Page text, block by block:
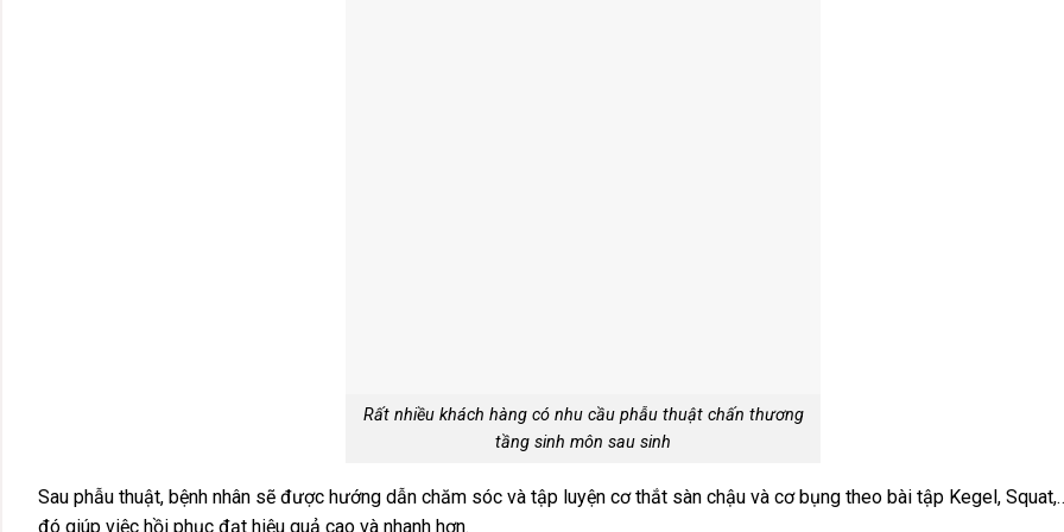
Rất nhiều khách hàng có nhu cầu phẫu thuật chấn thương
tầng sinh môn sau sinh
Sau phẫu thuật, bệnh nhân sẽ được hướng dẫn chăm sóc và tập luyện cơ thắt sàn chậu và cơ bụng theo bài tập Kegel,
đó giúp việc hồi phục đạt hiệu quả cao và nhanh hơn.